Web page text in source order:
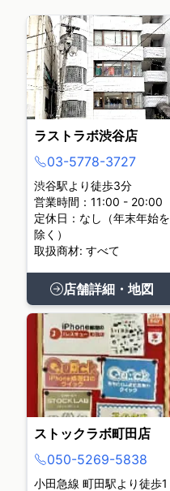
ラストラボ渋谷店
03-5778-3727
渋谷駅より徒歩3分
営業時間：11:00 - 20:00
定休日：なし（年末年始を
除く）
取扱商材: すべて
店舗詳細・地図
ストックラボ町田店
050-5269-5838
小田急線 町田駅より徒歩1